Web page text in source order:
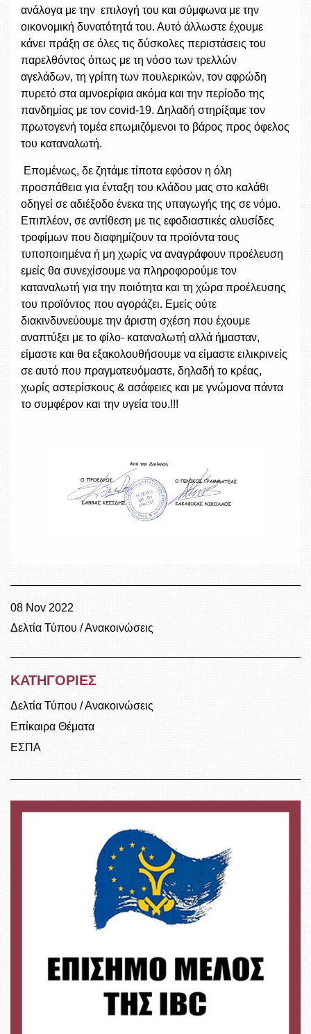
ανάλογα με την επιλογή του και σύμφωνα με την
οικονομική δυνατότητά του. Αυτό άλλωστε έχουμε
κάνει πράξη σε όλες τις δύσκολες περιστάσεις του
παρελθόντος όπως με τη νόσο των τρελλών
αγελάδων, τη γρίπη των πουλερικών, τον αφρώδη
πυρετό στα αμνοερίφια ακόμα και την περίοδο της
πανδημίας με τον covid-19. Δηλαδή στηρίξαμε τον
πρωτογενή τομέα επωμιζόμενοι το βάρος προς όφελος
του καταναλωτή.
Επομένως, δε ζητάμε τίποτα εφόσον η όλη
προσπάθεια για ένταξη του κλάδου μας στο καλάθι
οδηγεί σε αδιέξοδο ένεκα της υπαγωγής της σε νόμο.
Επιπλέον, σε αντίθεση με τις εφοδιαστικές αλυσίδες
τροφίμων που διαφημίζουν τα προϊόντα τους
τυποποιημένα ή μη χωρίς να αναγράφουν προέλευση
εμείς θα συνεχίσουμε να πληροφορούμε τον
καταναλωτή για την ποιότητα και τη χώρα προέλευσης
του προϊόντος που αγοράζει. Εμείς ούτε
διακινδυνεύουμε την άριστη σχέση που έχουμε
αναπτύξει με το φίλο- καταναλωτή αλλά ήμασταν,
είμαστε και θα εξακολουθήσουμε να είμαστε ειλικρινείς
σε αυτό που πραγματευόμαστε, δηλαδή το κρέας,
χωρίς αστερίσκους & ασάφειες και με γνώμονα πάντα
το συμφέρον και την υγεία του.!!!
08 Nov 2022
Δελτία Τύπου / Ανακοινώσεις
ΚΑΤΗΓΟΡΙΕΣ
Δελτία Τύπου / Ανακοινώσεις
Επίκαιρα Θέματα
ΕΣΠΑ